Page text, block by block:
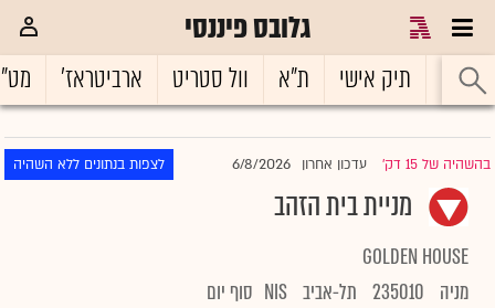
גלובס פיננסי
ראשי תיק אישי ת"א וול סטריט ארביטראז'
בהשהיה של 15 דק' |עדכון אחרון 6/8/2026 לצפות בנתונים ללא השהיה
מניית בית הזהב
GOLDEN HOUSE
מניה
235010 תל-אביב NIS סוף יום